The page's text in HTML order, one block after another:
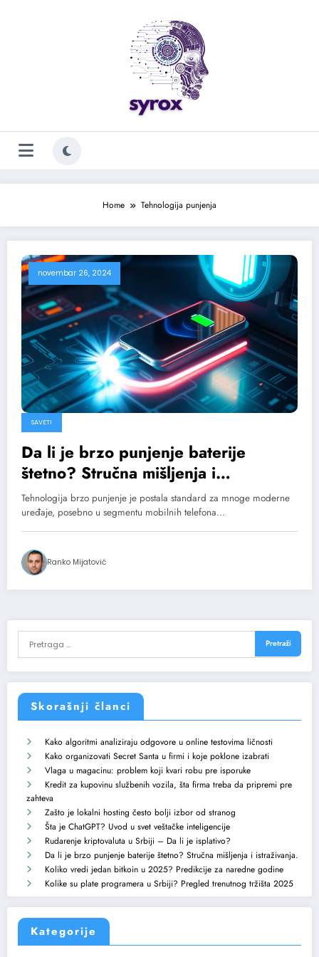
Home Tehnologija punjenja
novembar 26, 2024
SAVETI
Da li je brzo punjenje baterije
štetno? Stručna mišljenja i
istraživanja.
Tehnologija brzo punjenje je postala standard za mnoge moderne
uređaje, posebno u segmentu mobilnih telefona…
Ranko Mijatović
Skorašnji članci
Kako algoritmi analiziraju odgovore u online testovima ličnosti
Kako organizovati Secret Santa u firmi i koje poklone izabrati
Vlaga u magacinu: problem koji kvari robu pre isporuke
Kredit za kupovinu službenih vozila, šta firma treba da pripremi pre
zahteva
Zašto je lokalni hosting često bolji izbor od stranog
Šta je ChatGPT? Uvod u svet veštačke inteligencije
Rudarenje kriptovaluta u Srbiji – Da li je isplativo?
Da li je brzo punjenje baterije štetno? Stručna mišljenja i istraživanja.
Koliko vredi jedan bitkoin u 2025? Predikcije za naredne godine
Kolike su plate programera u Srbiji? Pregled trenutnog tržišta 2025
Kategorije